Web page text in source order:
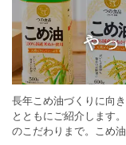
長年こめ油づくりに向
とともにご紹介します
のこだわりまで。こめ